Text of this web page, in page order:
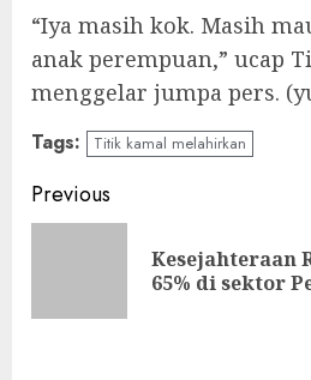
“Iya masih kok. Masih
anak perempuan,” ucap
menggelar jumpa pers.
Tags: Titik kamal melahirkan
Continue
Reading
Previous
Kesejahteraan
65% di sektor